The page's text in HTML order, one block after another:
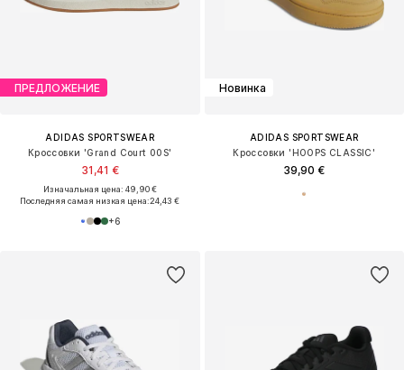
ПРЕДЛОЖЕНИЕ
ADIDAS SPORTSWEAR
Кроссовки 'Grand Court 00S'
31,41 €
Изначальная цена: 49,90 €
Последняя самая низкая цена:24,43 €
+6
Новинка
ADIDAS SPORTSWEAR
Кроссовки 'HOOPS CLASSIС'
39,90 €